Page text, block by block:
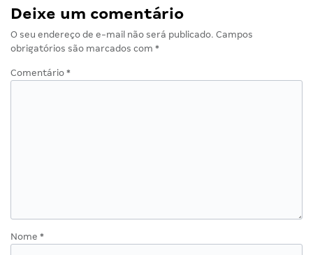
Deixe um comentário
O seu endereço de e-mail não será publicado. Campos
obrigatórios são marcados com *
Comentário *
Nome *